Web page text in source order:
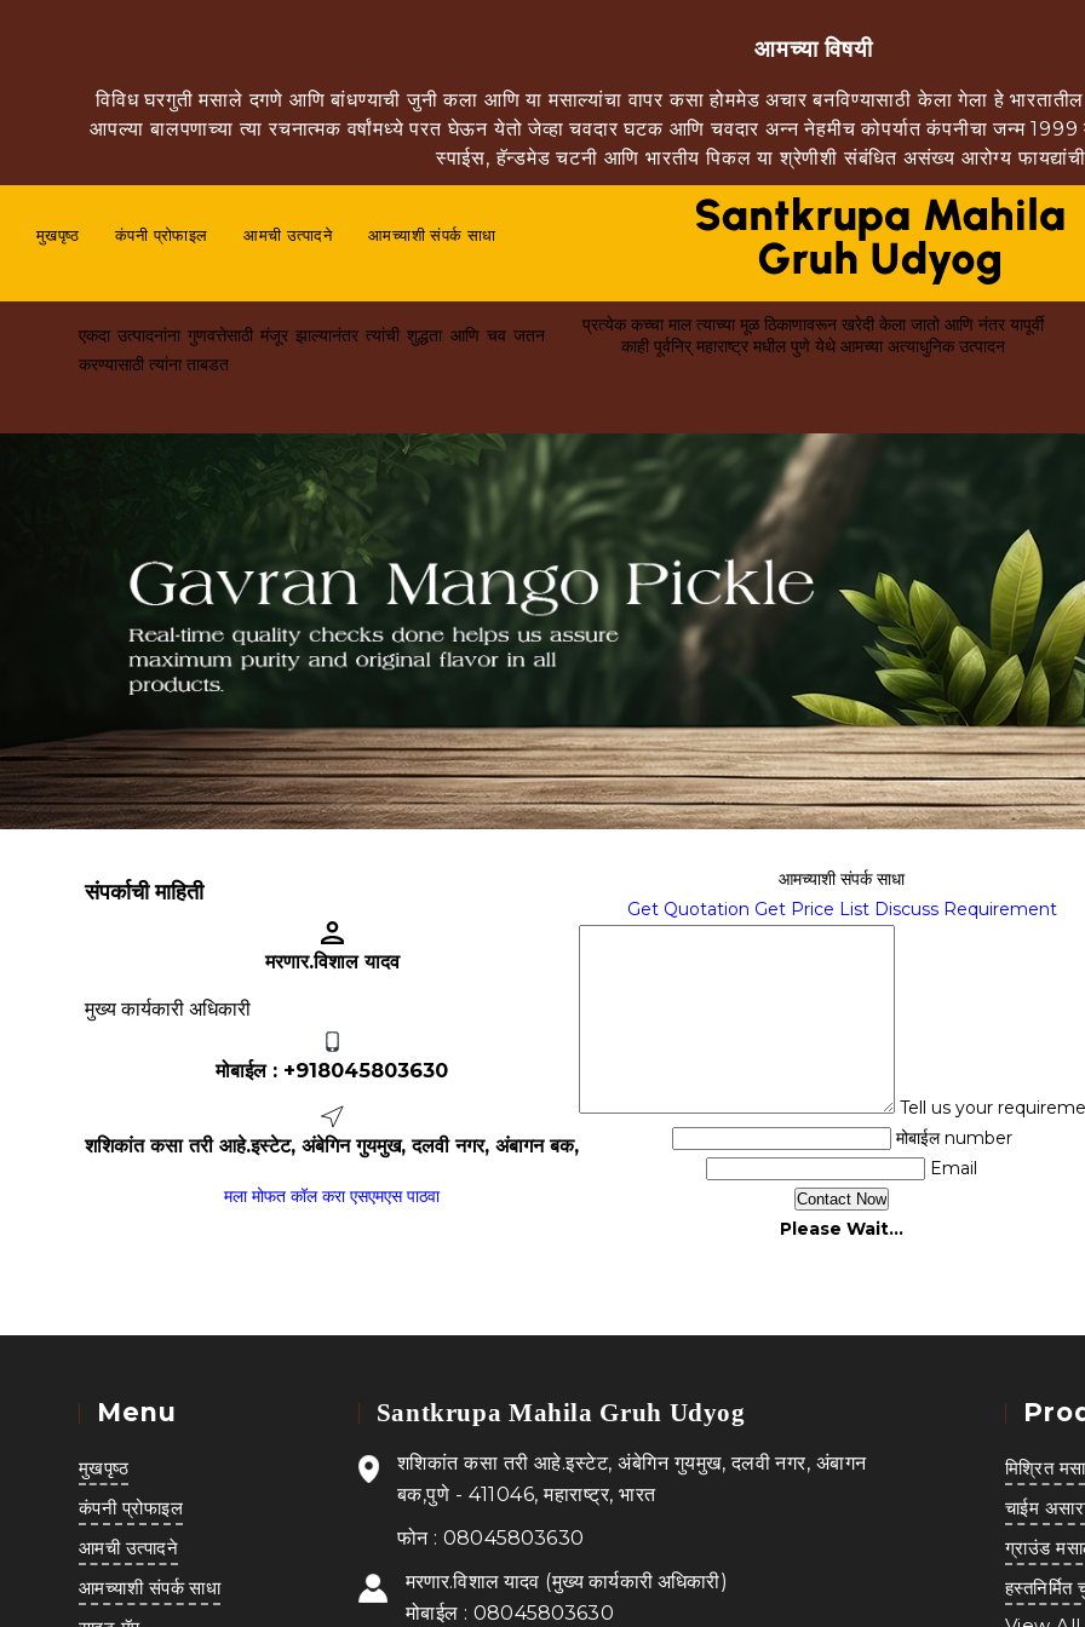
आमच्या विषयी
विविध घरगुती मसाले दगणे आणि बांधण्याची जुनी कला आणि या मसाल्यांचा वापर कसा होममेड अचार बनविण्यासाठी केला गेला हे
आपल्या बालपणाच्या त्या रचनात्मक वर्षांमध्ये परत घेऊन येतो जेव्हा चवदार घटक आणि चवदार अन्न नेहमीच कोपर्यात कंपनीचा जन्म
स्पाईस, हॅन्डमेड चटनी आणि भारतीय पिकल या श्रेणीशी संबंधित असंख्य आरोग्य
मुखपृष्ठ कंपनी प्रोफाइल आमची उत्पादने आमच्याशी संपर्क साधा
एकदा उत्पादनांना गुणवत्तेसाठी मंजूर झाल्यानंतर त्यांची शुद्धता आणि चव जतन
करण्यासाठी त्यांना ताबडत
प्रत्येक कच्चा माल त्याच्या मूळ ठिकाणावरून खरेदी केला जातो आणि नंतर यापूर्वी
काही पूर्वनिर् महाराष्ट्र मधील पुणे येथे आमच्या अत्याधुनिक उत्पादन
संपर्काची माहिती
मरणार.विशाल यादव
मुख्य कार्यकारी अधिकारी
मोबाईल : +918045803630
शशिकांत कसा तरी आहे.इस्टेट, अंबेगिन गुयमुख, दलवी नगर, अंबागन बक,
मला मोफत कॉल करा एसएमएस पाठवा
आमच्याशी संपर्क साधा
Get Quotation Get Price List Discuss Requirement
Tell us your
मोबाईल number
Email
Please Wait...
मिश्रित
चाईम
ग्राउंड
हस्तनिर्मित
Santkrupa Mahila Gruh Udyog
शशिकांत कसा तरी आहे.इस्टेट, अंबेगिन गुयमुख, दलवी नगर, अंबागन
बक,पुणे - 411046, महाराष्ट्र, भारत
फोन :08045803630
मरणार.विशाल यादव (मुख्य कार्यकारी अधिकारी)
मोबाईल :08045803630
Menu
मुखपृष्ठ
कंपनी प्रोफाइल
आमची उत्पादने
आमच्याशी संपर्क साधा